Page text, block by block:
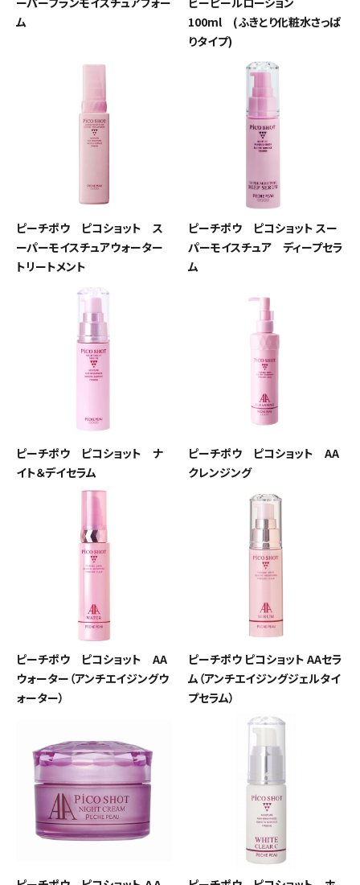
ム
100ml (ふきとり化粧水さっぱ
りタイプ)
ピーチポウ ピコショット ス
ーパーモイスチュアウォーター
トリートメント
ピーチポウ ピコショット スー
パーモイスチュア ディープセラ
ム
ピーチポウ ピコショット ナ
イト＆デイセラム
ピーチポウ ピコショット AA
クレンジング
ピーチポウ ピコショット AA
ウォーター（アンチエイジングウ
ォーター）
ピーチポウ ピコショット AAセラ
ム（アンチエイジングジェルタイ
プセラム）